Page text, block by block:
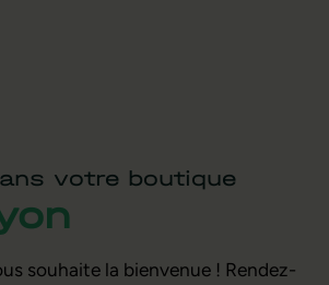
votre boutique
souhaite la bienvenue ! Rendez-